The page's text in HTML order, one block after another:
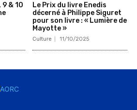
& 10
Le Prix du livre Enedis
décerné à Philippe Siguret
pour son livre : « Lumière de
Mayotte »
Culture 11/10/2025